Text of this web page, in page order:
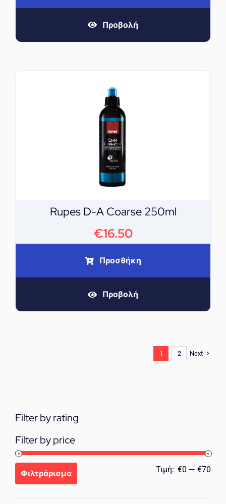
Προβολή
Rupes D-A Coarse 250ml
€16.50
Προσθήκη
Προβολή
1 2 Next
Filter by rating
Filter by price
Φιλτράρισμα Τιμή: €0 — €70